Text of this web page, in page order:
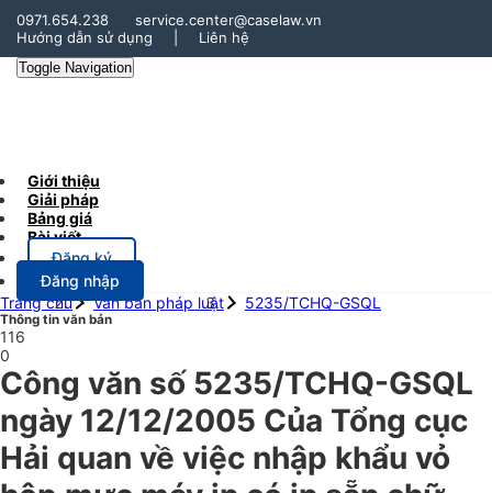
0971.654.238
service.center@caselaw.vn
Hướng dẫn sử dụng
Liên hệ
Toggle Navigation
Giới thiệu
Giải pháp
Bảng giá
Bài viết
Đăng ký
Đăng nhập
Trang chủ
Văn bản pháp luật 5235/TCHQ-GSQL
Thông tin văn bản
116
0
Công văn số 5235/TCHQ-GSQL
ngày 12/12/2005 Của Tổng cục
Hải quan về việc nhập khẩu vỏ